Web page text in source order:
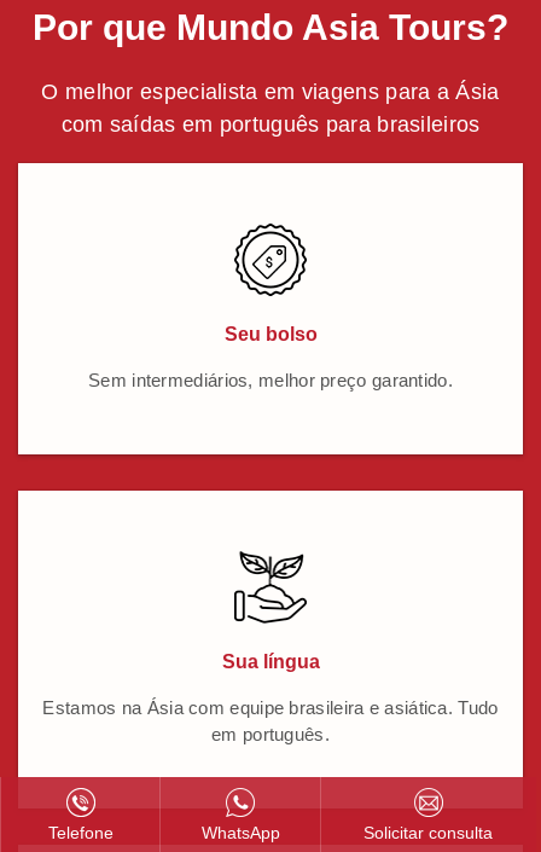
Por que Mundo Asia Tours?
O melhor especialista em viagens para a Ásia
com saídas em português para brasileiros
Seu bolso
Sem intermediários, melhor preço garantido.
Sua língua
Estamos na Ásia com equipe brasileira e asiática. Tudo
em português.
Telefone WhatsApp Solicitar consulta